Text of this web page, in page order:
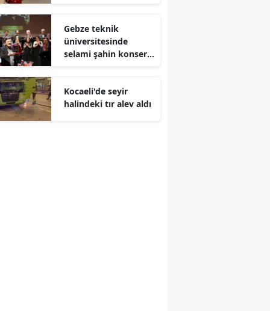
Kütahya
Malatya
Kahramanmaraş
Gebze teknik
üniversitesinde
selami şahin konseri
Kocaeli'de seyir
halindeki tır alev aldı